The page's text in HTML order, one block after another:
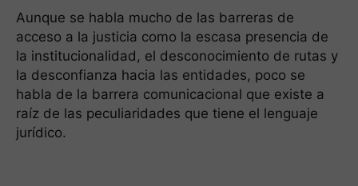
Aunque se habla mucho de las barreras de
acceso a la justicia como la escasa presencia de
la institucionalidad, el desconocimiento de rutas y
la desconfianza hacia las entidades, poco se
habla de la barrera comunicacional que existe a
raíz de las peculiaridades que tiene el lenguaje
jurídico.